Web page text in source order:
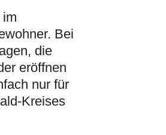
Bei
die
eröffnen
nur für
Kreises